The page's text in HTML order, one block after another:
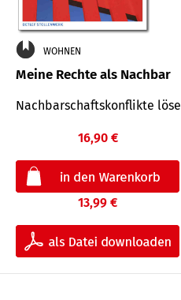
WOHNEN
Meine Rechte als Nachbar
Nach­bar­schafts­konflikte
16,90 €
13,99 €